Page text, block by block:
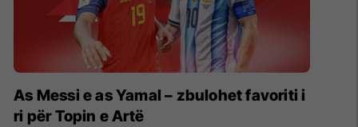
As Messi e as Yamal – zbulohet favoriti i
ri për Topin e Artë